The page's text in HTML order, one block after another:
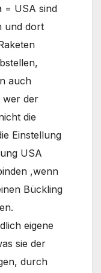
= USA sind
und dort
auch
wer der
die
Einstellung
USA
,wenn
Bückling
eigene
sie der
durch